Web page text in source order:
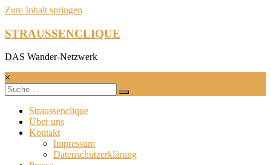
Zum Inhalt springen
STRAUSSENCLIQUE
DAS Wander-Netzwerk
×
Straussenclique
Über uns
Kontakt
Impressum
Datenschutzerklärung